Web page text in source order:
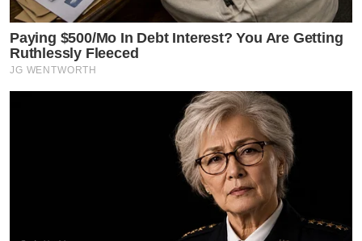
Paying $500/Mo In Debt Interest? You Are Getting
Ruthlessly Fleeced
JG WENTWORTH